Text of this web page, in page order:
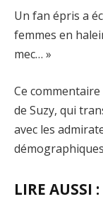
Un fan épris a
femmes en
mec… »
Ce
de Suzy, qui
avec les
LIRE AUSSI :